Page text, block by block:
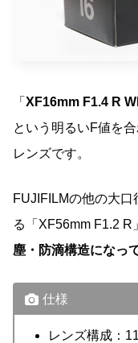
「 XF16mm F1.4 R
という明るいF値を
レンズです。
FUJIFILMの他の大
る「XF56mm F1.2 R
塵・防滴構造になっ
仕様
レンズ構成：